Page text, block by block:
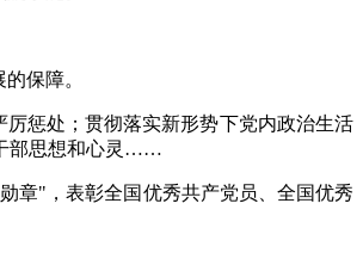
保障。
惩处；贯彻落实新形势下党内政治生活
部思想和心灵……
章"，表彰全国优秀共产党员、全国优秀